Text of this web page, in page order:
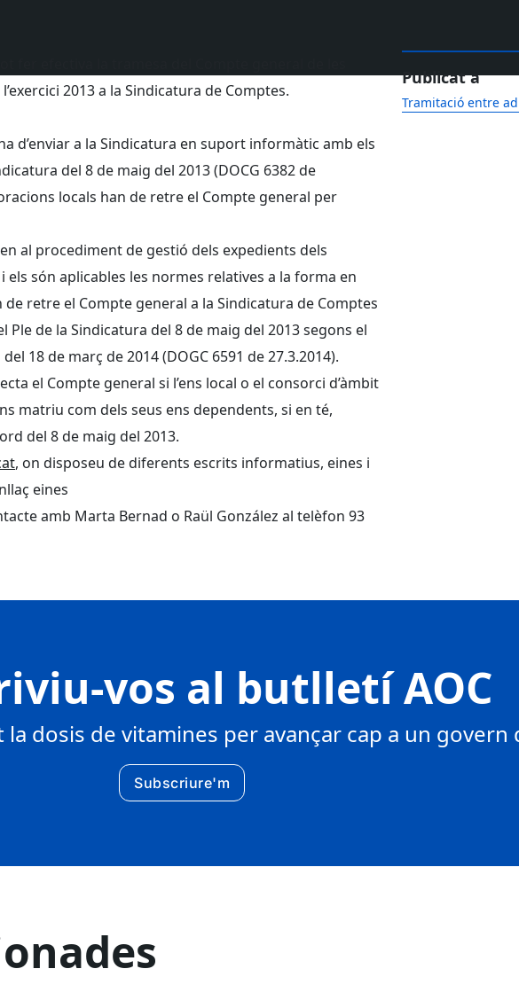
2013 a la Sindicatura de Comptes.
d’enviar a la Sindicatura en suport informàtic amb els
del 8 de maig del 2013 (DOCG 6382 de
locals han de retre el Compte general per
al procediment de gestió dels expedients dels
són aplicables les normes relatives a la forma en
retre el Compte general a la Sindicatura de Comptes
de la Sindicatura del 8 de maig del 2013 segons el
18 de març de 2014 (DOGC 6591 de 27.3.2014).
el Compte general si l’ens local o el consorci d’àmbit
matriu com dels seus ens dependents, si en té,
del 8 de maig del 2013.
, on disposeu de diferents escrits informatius, eines i
eines
amb Marta Bernad o Raül González al telèfon 93
Publicat a
Tramitació entre
vos al butlletí AOC
dosis de vitamines per avançar cap a un govern
Subscriure'm